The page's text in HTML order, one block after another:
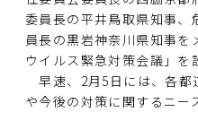
委員長の平井鳥取県知事、
員長の黒岩神奈川県知事
ウイルス緊急対策会議」を
早速、2月5日には、各都
や今後の対策に関するニー